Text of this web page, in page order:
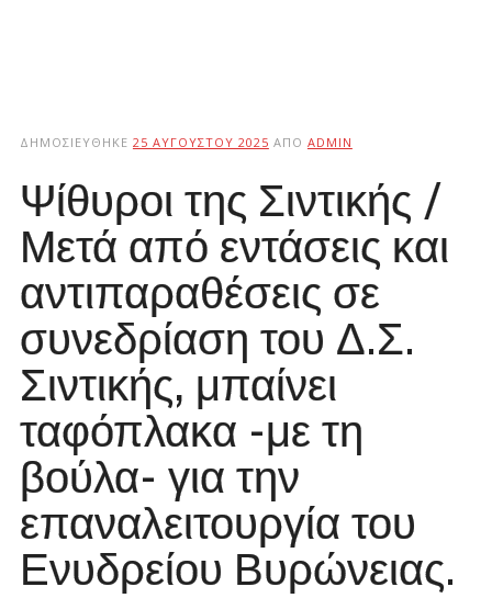
ΔΗΜΟΣΙΕΎΘΗΚΕ 25 ΑΥΓΟΎΣΤΟΥ 2025 ΑΠΌ ADMIN
Ψίθυροι της Σιντικής /
Μετά από εντάσεις και
αντιπαραθέσεις σε
συνεδρίαση του Δ.Σ.
Σιντικής, μπαίνει
ταφόπλακα -με τη
βούλα- για την
επαναλειτουργία του
Ενυδρείου Βυρώνειας.